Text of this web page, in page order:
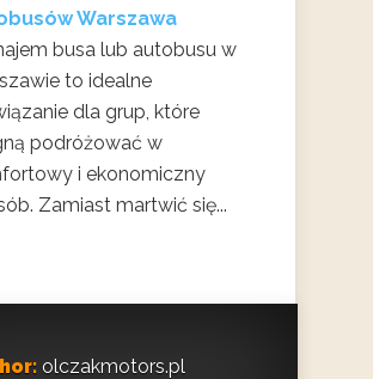
Warszawa
busa lub autobusu w
to idealne
dla grup, które
podróżować w
i ekonomiczny
Zamiast martwić się...
olczakmotors.pl